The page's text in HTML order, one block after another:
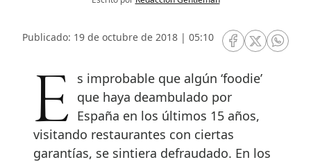
Publicado: 19 de octubre de 2018 | 05:10
RRSS Facebook
RRSSRRSS
Es improbable que algún ‘foodie’ que haya deambulado por
España en los últimos 15 años,
visitando restaurantes con ciertas
garantías, se sintiera defraudado. En los